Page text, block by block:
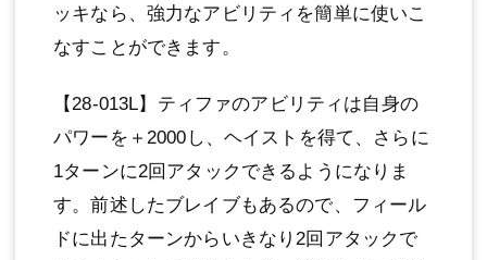
ッキなら、強力なアビリティを簡単に使いこ
なすことができます。
【28-013L】ティファのアビリティは自身の
パワーを＋2000し、ヘイストを得て、さらに
1ターンに2回アタックできるようになりま
す。前述したブレイブもあるので、フィール
ドに出たターンからいきなり2回アタックで